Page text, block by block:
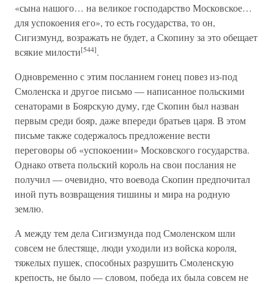
«сына нашого… на великое господарство Московское…
для успокоения его», то есть государства, то он,
Сигизмунд, возражать не будет, а Скопину за это обещает
всякие милости[544].
Одновременно с этим посланием гонец повез из-под
Смоленска и другое письмо — написанное польскими
сенаторами в Боярскую думу, где Скопин был назван
первым среди бояр, даже впереди братьев царя. В этом
письме также содержалось предложение вести
переговоры об «успокоении» Московского государства.
Однако ответа польский король на свои послания не
получил — очевидно, что воевода Скопин предпочитал
иной путь возвращения тишины и мира на родную
землю.
А между тем дела Сигизмунда под Смоленском шли
совсем не блестяще, люди уходили из войска короля,
тяжелых пушек, способных разрушить Смоленскую
крепость, не было — словом, победа их была совсем не